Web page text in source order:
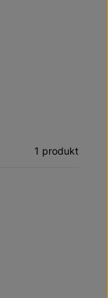
1 produkt